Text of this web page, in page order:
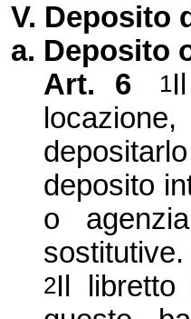
V. Deposito
a. Deposito
Art.
6 1
deposito
o
sostitutive.
2Il